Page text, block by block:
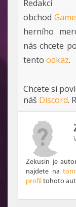
obchod
herního
nás chcete
tento odkaz.
Chcete si
náš Discord.
Zekusin je
najdete na
profil tohoto